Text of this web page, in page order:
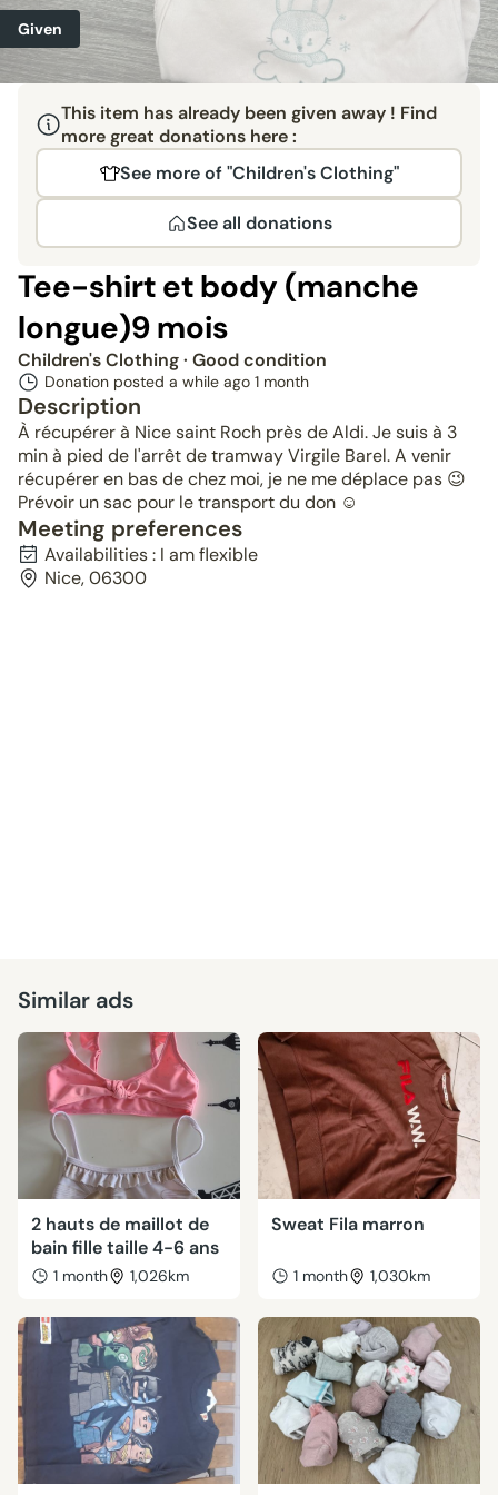
Given
This item has already been given away ! Find
more great donations here :
See more of "Children's Clothing"
See all donations
Tee-shirt et body (manche
longue)9 mois
Children's Clothing· Good condition
Donation posted a while ago 1 month
Description
À récupérer à Nice saint Roch près de Aldi. Je suis à 3
min à pied de l'arrêt de tramway Virgile Barel. A venir
récupérer en bas de chez moi, je ne me déplace pas 😉
Prévoir un sac pour le transport du don ☺️
Meeting preferences
Availabilities : I am flexible
Nice, 06300
Similar ads
2 hauts de maillot de
bain fille taille 4-6 ans
1 month 1,026km
Sweat Fila marron
1 month 1,030km